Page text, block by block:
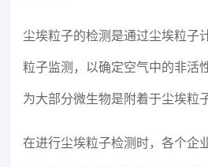
尘埃粒子的检测是通过尘埃粒子
粒子监测，以确定空气中的非活
为大部分微生物是附着于尘埃粒
在进行尘埃粒子检测时，各个企